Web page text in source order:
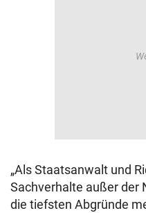
„Als Staatsanwalt und
Sachverhalte außer der
die tiefsten Abgründe